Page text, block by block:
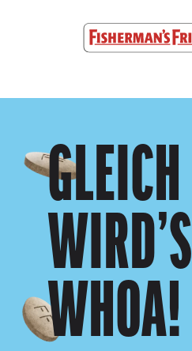
GLEICH
WIRD’S
WHOA!